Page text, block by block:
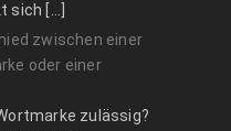
sich […]
zwischen einer
oder einer
zulässig?